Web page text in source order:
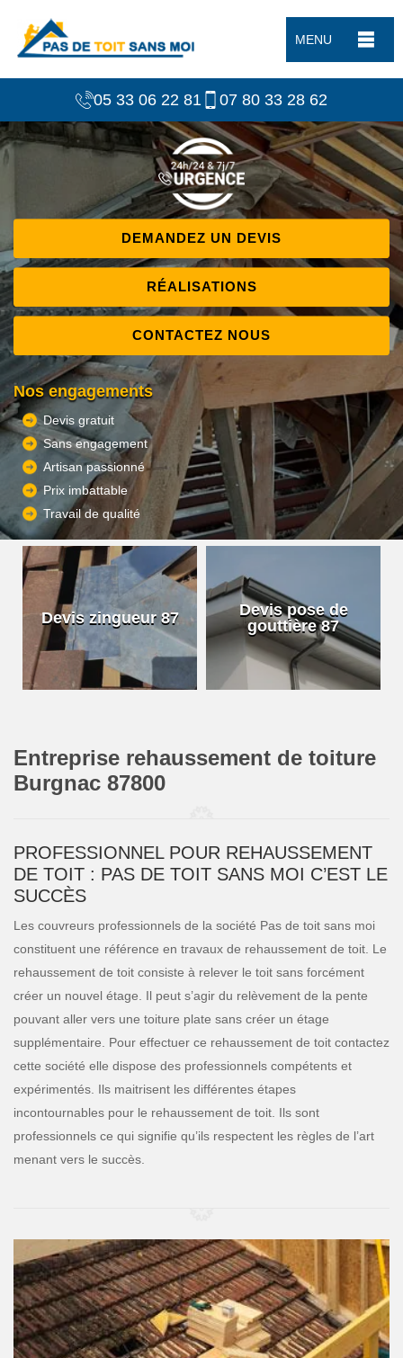
MENU
05 33 06 22 81 07 80 33 28 62
DEMANDEZ UN DEVIS
RÉALISATIONS
CONTACTEZ NOUS
Nos engagements
Devis gratuit
Sans engagement
Artisan passionné
Prix imbattable
Travail de qualité
Devis zingueur 87
Devis pose de
gouttière 87
Entreprise rehaussement de toiture
Burgnac 87800
PROFESSIONNEL POUR REHAUSSEMENT
DE TOIT : PAS DE TOIT SANS MOI C’EST LE
SUCCÈS
Les couvreurs professionnels de la société Pas de toit sans moi
constituent une référence en travaux de rehaussement de toit. Le
rehaussement de toit consiste à relever le toit sans forcément
créer un nouvel étage. Il peut s’agir du relèvement de la pente
pouvant aller vers une toiture plate sans créer un étage
supplémentaire. Pour effectuer ce rehaussement de toit contactez
cette société elle dispose des professionnels compétents et
expérimentés. Ils maitrisent les différentes étapes
incontournables pour le rehaussement de toit. Ils sont
professionnels ce qui signifie qu’ils respectent les règles de l’art
menant vers le succès.